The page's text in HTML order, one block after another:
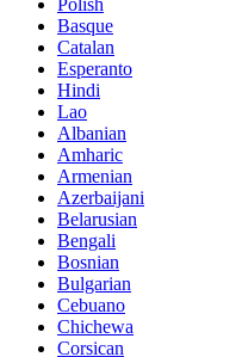
Polish
Basque
Catalan
Esperanto
Hindi
Lao
Albanian
Amharic
Armenian
Azerbaijani
Belarusian
Bengali
Bosnian
Bulgarian
Cebuano
Chichewa
Corsican